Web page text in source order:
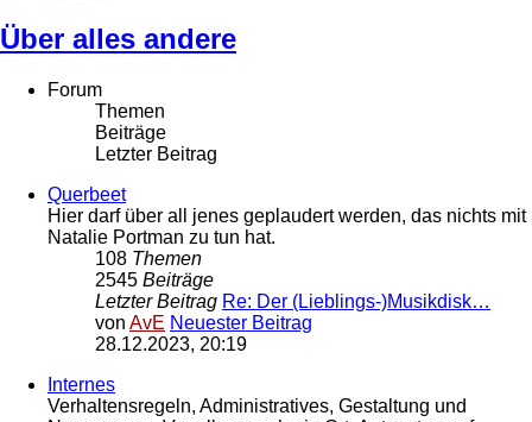
Über alles andere
Forum
Themen
Beiträge
Letzter Beitrag
Querbeet
Hier darf über all jenes geplaudert werden, das nichts mit
Natalie Portman zu tun hat.
108 Themen
2545 Beiträge
Letzter Beitrag Re: Der (Lieblings-)Musikdisk…
von AvE Neuester Beitrag
28.12.2023, 20:19
Internes
Verhaltensregeln, Administratives, Gestaltung und